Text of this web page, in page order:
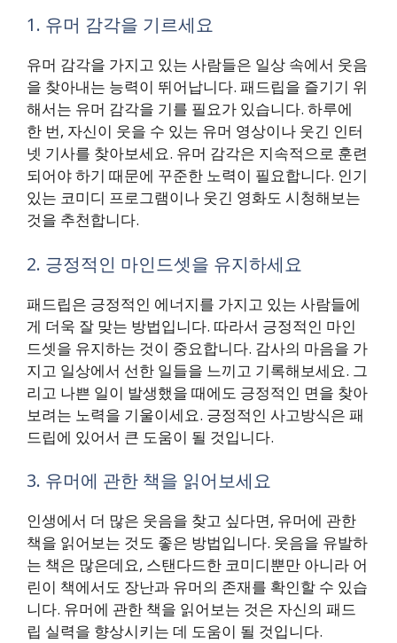
1. 유머 감각을 기르세요
유머 감각을 가지고 있는 사람들은 일상 속에서 웃음
을 찾아내는 능력이 뛰어납니다. 패드립을 즐기기 위
해서는 유머 감각을 기를 필요가 있습니다. 하루에
한 번, 자신이 웃을 수 있는 유머 영상이나 웃긴 인터
넷 기사를 찾아보세요. 유머 감각은 지속적으로 훈련
되어야 하기 때문에 꾸준한 노력이 필요합니다. 인기
있는 코미디 프로그램이나 웃긴 영화도 시청해보는
것을 추천합니다.
2. 긍정적인 마인드셋을 유지하세요
패드립은 긍정적인 에너지를 가지고 있는 사람들에
게 더욱 잘 맞는 방법입니다. 따라서 긍정적인 마인
드셋을 유지하는 것이 중요합니다. 감사의 마음을 가
지고 일상에서 선한 일들을 느끼고 기록해보세요. 그
리고 나쁜 일이 발생했을 때에도 긍정적인 면을 찾아
보려는 노력을 기울이세요. 긍정적인 사고방식은 패
드립에 있어서 큰 도움이 될 것입니다.
3. 유머에 관한 책을 읽어보세요
인생에서 더 많은 웃음을 찾고 싶다면, 유머에 관한
책을 읽어보는 것도 좋은 방법입니다. 웃음을 유발하
는 책은 많은데요, 스탠다드한 코미디뿐만 아니라 어
린이 책에서도 장난과 유머의 존재를 확인할 수 있습
니다. 유머에 관한 책을 읽어보는 것은 자신의 패드
립 실력을 향상시키는 데 도움이 될 것입니다.